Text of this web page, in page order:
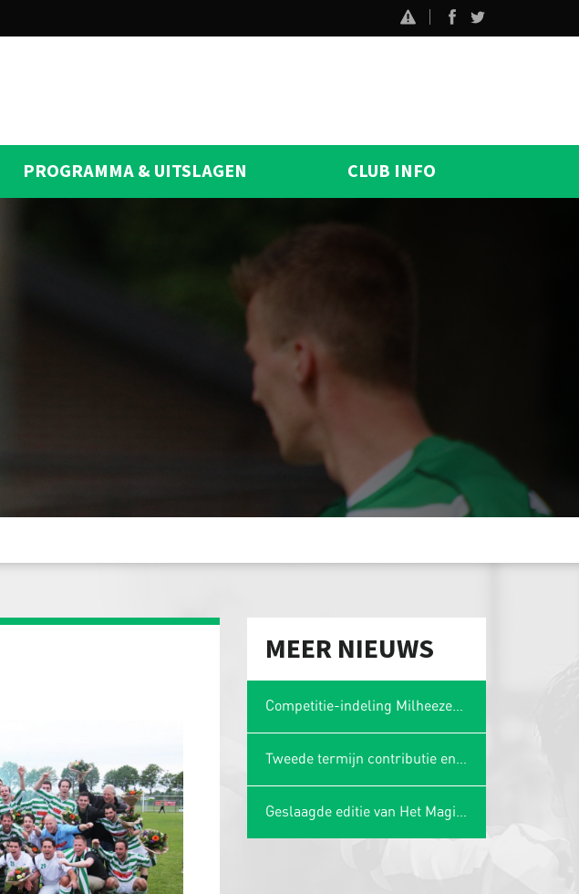
PROGRAMMA & UITSLAGEN CLUB INFO
MEER NIEUWS
Competitie-indeling Milheezer Boys 1 bekend: plaatsing in Limburgse hoek
Tweede termijn contributie en wasgelden 2025-2026
Geslaagde editie van Het Magische Spons Gezelligheidstoernooi